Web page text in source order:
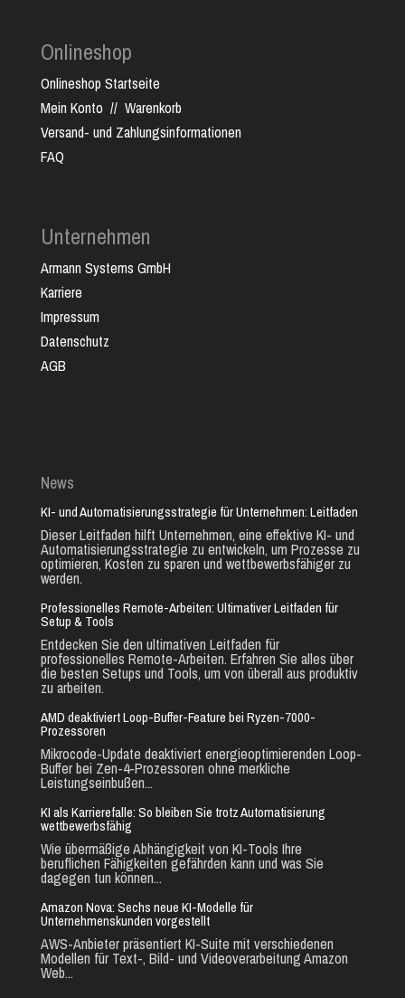
Onlineshop
Onlineshop Startseite
Mein Konto // Warenkorb
Versand- und Zahlungsinformationen
FAQ
Unternehmen
Armann Systems GmbH
Karriere
Impressum
Datenschutz
AGB
News
KI- und Automatisierungsstrategie für Unternehmen: Leitfaden
Dieser Leitfaden hilft Unternehmen, eine effektive KI- und
Automatisierungsstrategie zu entwickeln, um Prozesse zu
optimieren, Kosten zu sparen und wettbewerbsfähiger zu
werden.
Professionelles Remote-Arbeiten: Ultimativer Leitfaden für
Setup & Tools
Entdecken Sie den ultimativen Leitfaden für
professionelles Remote-Arbeiten. Erfahren Sie alles über
die besten Setups und Tools, um von überall aus produktiv
zu arbeiten.
AMD deaktiviert Loop-Buffer-Feature bei Ryzen-7000-
Prozessoren
Mikrocode-Update deaktiviert energieoptimierenden Loop-
Buffer bei Zen-4-Prozessoren ohne merkliche
Leistungseinbußen...
KI als Karrierefalle: So bleiben Sie trotz Automatisierung
wettbewerbsfähig
Wie übermäßige Abhängigkeit von KI-Tools Ihre
beruflichen Fähigkeiten gefährden kann und was Sie
dagegen tun können...
Amazon Nova: Sechs neue KI-Modelle für
Unternehmenskunden vorgestellt
AWS-Anbieter präsentiert KI-Suite mit verschiedenen
Modellen für Text-, Bild- und Videoverarbeitung Amazon
Web...